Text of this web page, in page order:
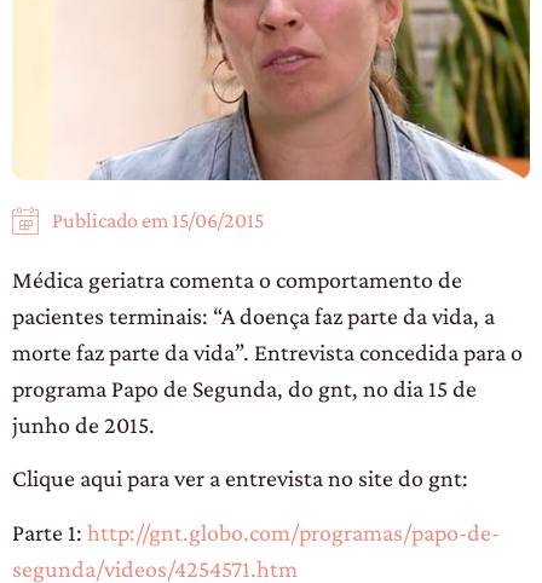
Publicado em 15/06/2015
Médica geriatra comenta o comportamento de
pacientes terminais: “A doença faz parte da vida, a
morte faz parte da vida”. Entrevista concedida para o
programa Papo de Segunda, do gnt, no dia 15 de
junho de 2015.
Clique aqui para ver a entrevista no site do gnt:
Parte 1: http://gnt.globo.com/programas/papo-de-
segunda/videos/4254571.htm